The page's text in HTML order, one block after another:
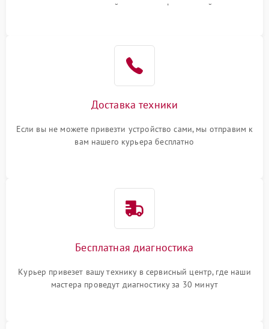
или оставить свой номер телефона на сайте
Доставка техники
Если вы не можете привезти устройство сами, мы отправим к
вам нашего курьера бесплатно
Бесплатная диагностика
Курьер привезет вашу технику в сервисный центр, где наши
мастера проведут диагностику за 30 минут